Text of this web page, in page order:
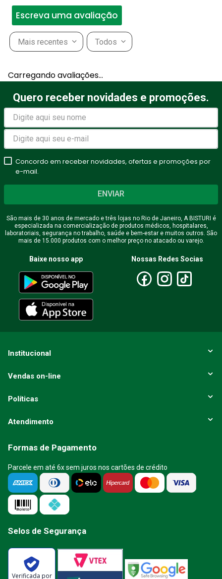
Escreva uma avaliação
Avalie o produto de 1 a 5
estrelas
★★★★★
Seu nome
Endereço de email
Escreva uma avaliação
ENVIAR AVALIAÇÃO
Mais recentes Todos
Carregando avaliações…
Quero receber novidades e promoções.
Concordo em receber novidades, ofertas e promoções por
e-mail.
ENVIAR
São mais de 30 anos de mercado e três lojas no Rio de Janeiro, A BISTURI é
especializada na comercialização de produtos médicos, hospitalares,
laboratoriais, segurança no trabalho, saúde e bem-estar e muitos outros. São
mais de 15.000 produtos com o melhor preço no atacado ou varejo.
Baixe nosso app Nossas Redes Socias
Institucional
Vendas on-line
Políticas
Atendimento
Formas de Pagamento
Parcele em até 6x sem juros nos cartões de crédito
Selos de Segurança
Verificada por